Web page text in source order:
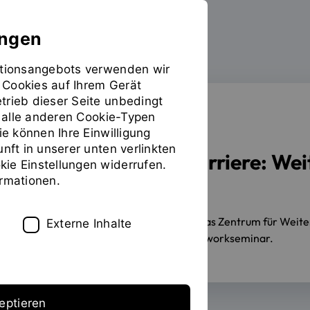
STUDIENANGEBOT
Impulse für die Karriere:
Regensburg
30.04.2026Im Mai veranstaltet das Zentrum für
Studium und ein spannendes Afterworkseminar.
verwenden wir
auf Ihrem Gerät
dieser Seite unbedingt
anderen Cookie-Typen
können Ihre Einwilligung
in unserer unten verlinkten
Einstellungen widerrufen.
Externe Inhalte